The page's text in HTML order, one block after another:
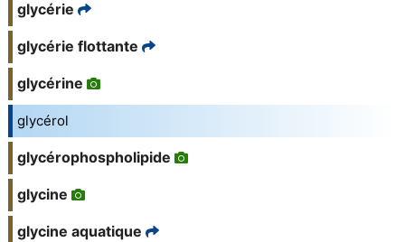
glycérie
glycérie flottante
glycérine
glycérol
glycérophospholipide
glycine
glycine aquatique